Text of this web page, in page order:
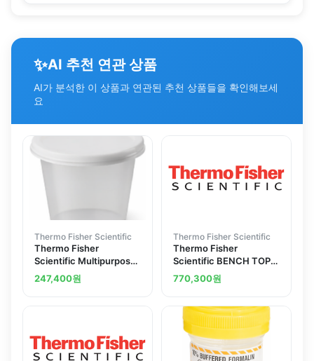
✨AI 추천 연관 상품
AI가 분석한 이 상품과 연관된 추천 상품들을 확인해보세
요
Thermo Fisher Scientific
Thermo Fisher
Scientific Multipurpose
Specimen Storage
Containers
247,400원
Thermo Fisher Scientific
Thermo Fisher
Scientific BENCH TOP
CONTAINER
770,300원